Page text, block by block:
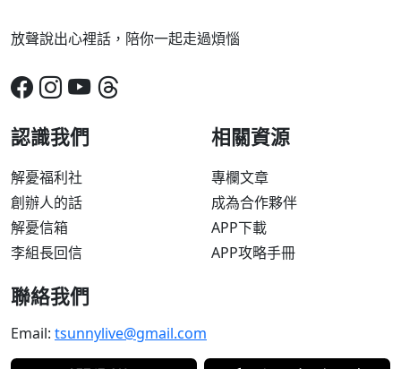
放聲說出心裡話，陪你一起走過煩惱
認識我們
解憂福利社
創辦人的話
解憂信箱
李組長回信
相關資源
專欄文章
成為合作夥伴
APP下載
APP攻略手冊
聯絡我們
Email: tsunnylive@gmail.com